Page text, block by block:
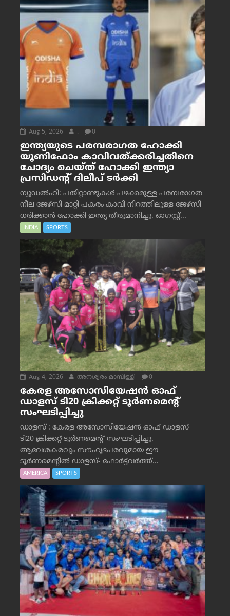
Aug 5, 2026 . 0
ഇന്ത്യയുടെ പരമ്പരാഗത ഹോക്കി
യൂണിഫോം കാവിവത്ക്കരിച്ചതിനെ
ചോദ്യം ചെയ്ത് ഹോക്കി ഇന്ത്യാ
പ്രസിഡന്റ് ദിലീപ് ടര്‍ക്കി
ന്യൂഡൽഹി: പതിറ്റാണ്ടുകൾ പഴക്കമുള്ള പരമ്പരാഗത
നീല ജേഴ്‌സി മാറ്റി പകരം കാവി നിറത്തിലുള്ള ജേഴ്‌സി
ധരിക്കാൻ ഹോക്കി ഇന്ത്യ തീരുമാനിച്ചു. ഓഗസ്റ്റ്...
INDIA SPORTS
Aug 4, 2026 അനശ്വരം മാമ്പിള്ളി 0
കേരള അസോസിയേഷൻ ഓഫ്
ഡാളസ് ടി20 ക്രിക്കറ്റ് ടൂർണമെന്റ്
സംഘടിപ്പിച്ചു
ഡാളസ് : കേരള അസോസിയേഷൻ ഓഫ് ഡാളസ്
ടി20 ക്രിക്കറ്റ് ടൂർണമെന്റ് സംഘടിപ്പിച്ചു.
ആവേശകരവും സൗഹൃദപരവുമായ ഈ
ടൂർണമെന്റിൽ ഡാളസ്- ഫോർട്ട്‌വര്‍ത്ത്...
AMERICA SPORTS